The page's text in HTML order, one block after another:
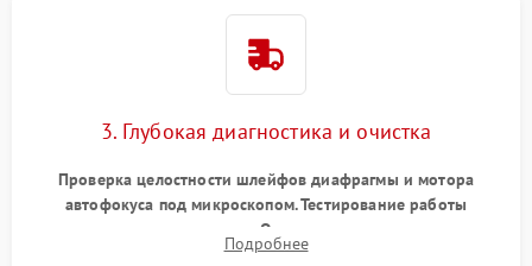
3. Глубокая диагностика и очистка
Проверка целостности шлейфов диафрагмы и мотора
автофокуса под микроскопом. Тестирование работы
электромагнитного привода. Очистка оптических элементов
от пыли, следов влаги и грибка спецрастворами без
Подробнее